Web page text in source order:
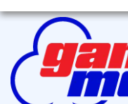
content